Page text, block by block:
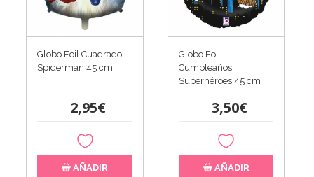
Globo Foil Cuadrado
Spiderman 45 cm
2,95€
AÑADIR
Globo Foil
Cumpleaños
Superhéroes 45 cm
3,50€
AÑADIR